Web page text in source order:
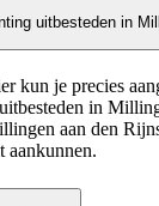
uitbesteden in
kun je precies
in
aan den
aankunnen.